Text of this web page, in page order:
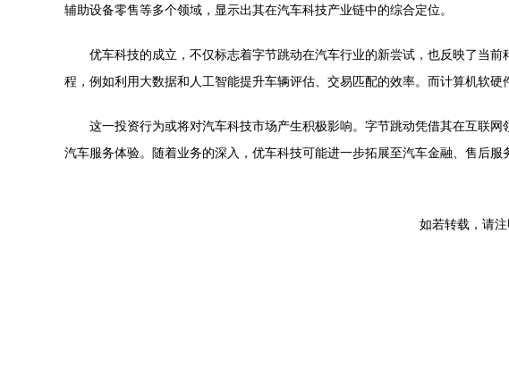
辅助设备零售等多个领域，显示出其在汽车科技产业链中的综合定位。
优车科技的成立，不仅标志着字节跳动在汽车行业的新尝试，也反映了当
程，例如利用大数据和人工智能提升车辆评估、交易匹配的效率。而计算机软
这一投资行为或将对汽车科技市场产生积极影响。字节跳动凭借其在互联
汽车服务体验。随着业务的深入，优车科技可能进一步拓展至汽车金融、售后服
如若转载，请